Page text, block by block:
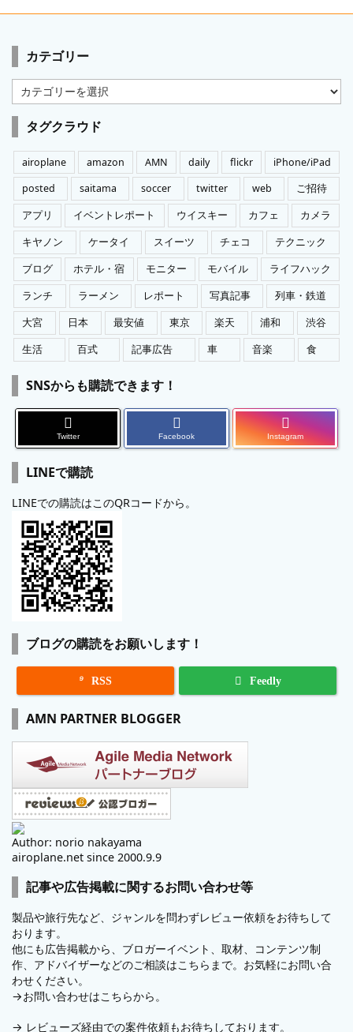
カテゴリー
テ
ゴ
ー
タグクラウド
airoplane amazon AMN daily flickr
iPhone/iPad
posted
saitama soccer twitter web
ご招待
アプリ
イベントレポート ウイスキー カフェ
カメラ
キヤノン
ケータイ スイーツ チェコ
テクニック
ブログ
ホテル・宿 モニター モバイル
ライフハック
ランチ
ラーメン レポート 写真記事
列車・鉄道
大宮
日本 最安値 東京 楽天 浦和
渋谷
生活
百式 記事広告 車 音楽 食
SNSからも購読できます！
Twitter Facebook Instagram
LINEで購読
LINEでの購読はこのQRコードから。
ブログの購読をお願いします！
 RSS Feedly
AMN PARTNER BLOGGER
Author: norio nakayama
airoplane.net since 2000.9.9
記事や広告掲載に関するお問い合わせ等
製品や旅行先など、ジャンルを問わずレビュー依頼をお待ちして
おります。
他にも広告掲載から、ブロガーイベント、取材、コンテンツ制
作、アドバイザーなどのご相談はこちらまで。お気軽にお問い合
わせください。
→お問い合わせはこちらから。
→ レビューズ経由での案件依頼もお待ちしております。